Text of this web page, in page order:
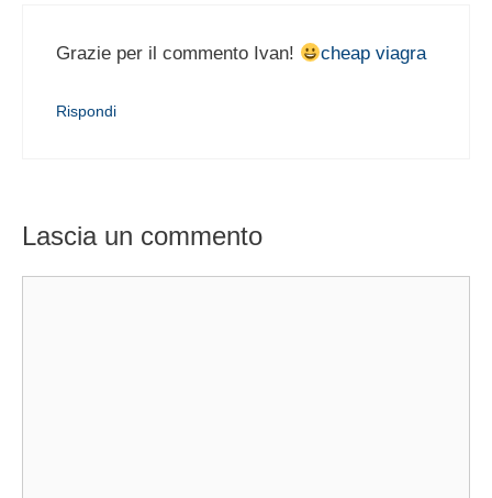
Grazie per il commento Ivan! cheap viagra
Rispondi
Lascia un commento